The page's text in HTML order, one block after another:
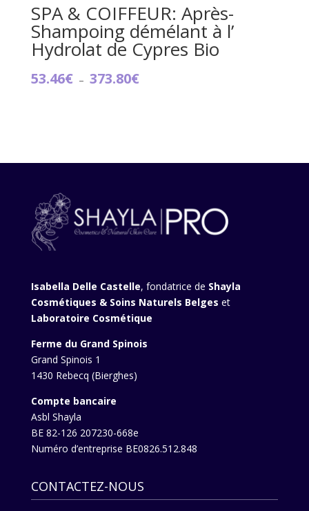
SPA & COIFFEUR: Après-
Shampoing démélant à l’
Hydrolat de Cypres Bio
53.46€ – 373.80€Plage
Isabella Delle Castelle, fondatrice de Shayla
Cosmétiques & Soins Naturels Belges et
Laboratoire Cosmétique
Ferme du Grand Spinois
Grand Spinois 1
1430 Rebecq (Bierghes)
Compte bancaire
Asbl Shayla
BE 82-126 207230-668e
Numéro d’entreprise BE0826.512.848
CONTACTEZ-NOUS